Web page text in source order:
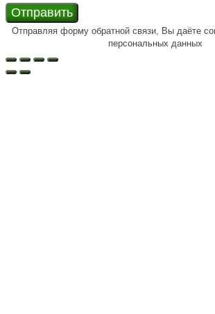
Отправить
Отправляя форму обратной связи, Вы даёте
персональных данных